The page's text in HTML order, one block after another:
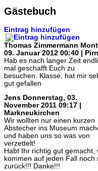
Gästebuch
Eintrag hinzufügen
Thomas Zimmermann
09. Januar 2012 00:40 |
Hab es nach langer Zeit
mal geschafft Euch zu
besuchen. Klasse, hat mir
gut gefallen
Jens Donnerstag, 03.
November 2011 09:17 |
Markneukirchen
Wir wollten nur einen kurzen
Abstecher ins Museum
und haben uns so was von
verzettelt!
Habt Ihr richtig gut gemacht,
kommen auf jeden Fall noch
zurück!!! Danke!!!